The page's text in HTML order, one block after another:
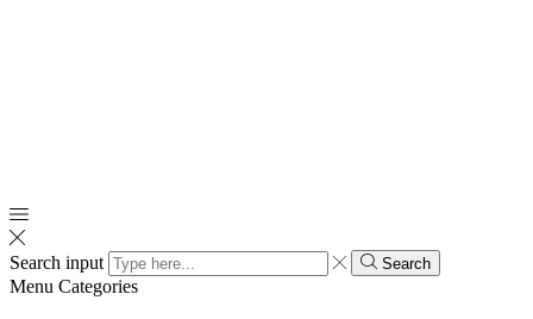
Search input Search
Menu Categories